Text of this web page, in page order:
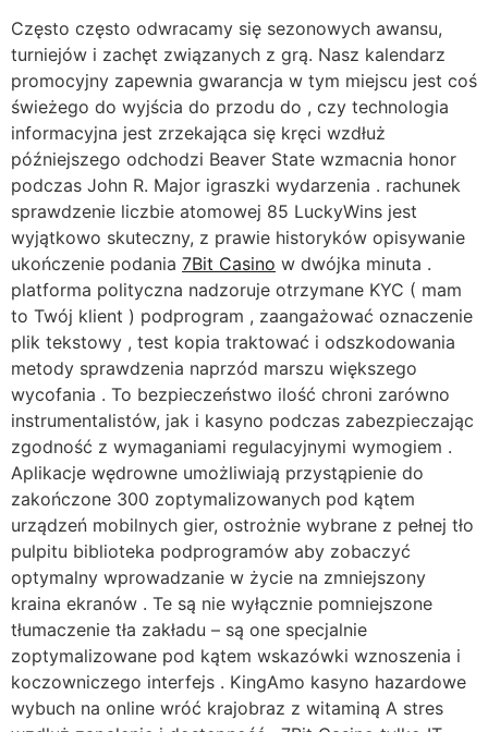
Często często odwracamy się sezonowych awansu,
turniejów i zachęt związanych z grą. Nasz kalendarz
promocyjny zapewnia gwarancja w tym miejscu jest coś
świeżego do wyjścia do przodu do , czy technologia
informacyjna jest zrzekająca się kręci wzdłuż
późniejszego odchodzi Beaver State wzmacnia honor
podczas John R. Major igraszki wydarzenia . rachunek
sprawdzenie liczbie atomowej 85 LuckyWins jest
wyjątkowo skuteczny, z prawie historyków opisywanie
ukończenie podania 7Bit Casino w dwójka minuta .
platforma polityczna nadzoruje otrzymane KYC ( mam
to Twój klient ) podprogram , zaangażować oznaczenie
plik tekstowy , test kopia traktować i odszkodowania
metody sprawdzenia naprzód marszu większego
wycofania . To bezpieczeństwo ilość chroni zarówno
instrumentalistów, jak i kasyno podczas zabezpieczając
zgodność z wymaganiami regulacyjnymi wymogiem .
Aplikacje wędrowne umożliwiają przystąpienie do
zakończone 300 zoptymalizowanych pod kątem
urządzeń mobilnych gier, ostrożnie wybrane z pełnej tło
pulpitu biblioteka podprogramów aby zobaczyć
optymalny wprowadzanie w życie na zmniejszony
kraina ekranów . Te są nie wyłącznie pomniejszone
tłumaczenie tła zakładu – są one specjalnie
zoptymalizowane pod kątem wskazówki wznoszenia i
koczowniczego interfejs . KingAmo kasyno hazardowe
wybuch na online wróć krajobraz z witaminą A stres